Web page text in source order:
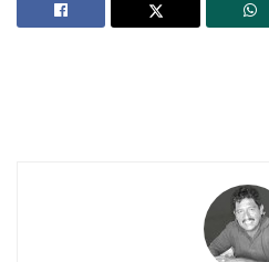
Buena tarde taurina en